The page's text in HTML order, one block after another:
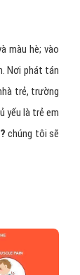
màu hè; vào
Nơi phát tán
trẻ, trường
yếu là trẻ em
chúng tôi sẽ